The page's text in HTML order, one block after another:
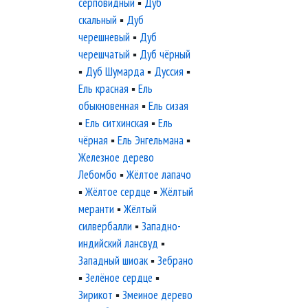
скальный ▪ Дуб
черешневый ▪ Дуб
черешчатый ▪ Дуб чёрный
▪ Дуб Шумарда ▪ Дуссия ▪
Ель красная ▪Ель
обыкновенная ▪Ель сизая
▪Ель ситхинская ▪Ель
чёрная ▪Ель Энгельмана ▪
Железное дерево
Лебомбо ▪Жёлтое лапачо
▪Жёлтое сердце ▪Жёлтый
меранти ▪Жёлтый
силвербалли ▪Западно-
индийский лансвуд ▪
Западный шиоак ▪Зебрано
▪Зелёное сердце ▪
Зирикот ▪Змеиное дерево